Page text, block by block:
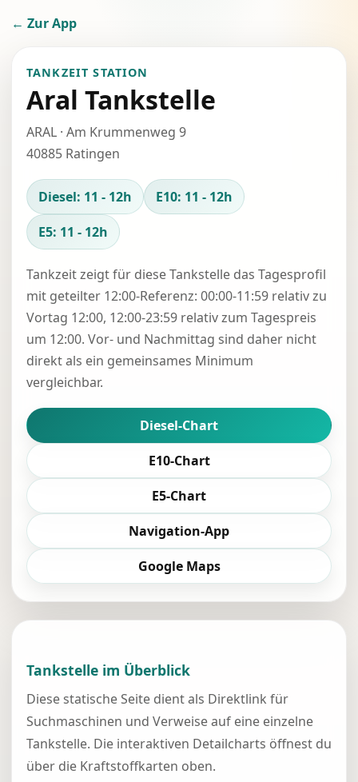
← Zur App
TANKZEIT STATION
Aral Tankstelle
ARAL · Am Krummenweg 9
40885 Ratingen
Diesel: 11 - 12h
E10: 11 - 12h
E5: 11 - 12h
Tankzeit zeigt für diese Tankstelle das Tagesprofil
mit geteilter 12:00-Referenz: 00:00-11:59 relativ zu
Vortag 12:00, 12:00-23:59 relativ zum Tagespreis
um 12:00. Vor- und Nachmittag sind daher nicht
direkt als ein gemeinsames Minimum
vergleichbar.
Diesel-Chart
E10-Chart
E5-Chart
Navigation-App
Google Maps
Tankstelle im Überblick
Diese statische Seite dient als Direktlink für
Suchmaschinen und Verweise auf eine einzelne
Tankstelle. Die interaktiven Detailcharts öffnest du
über die Kraftstoffkarten oben.